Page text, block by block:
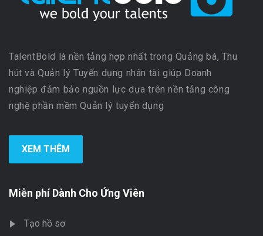
TalentBold là nền tảng hợp nhất trong Quảng bá, Thu
hút và Quản lý Tuyển dụng nhân tài giúp Doanh
nghiệp đảm bảo nguồn lực dựa trên nền tảng công
nghệ phần mềm Quản lý tuyển dụng
XEM THÊM
Miễn phí Dành Cho Ứng Viên
Tạo hồ sơ